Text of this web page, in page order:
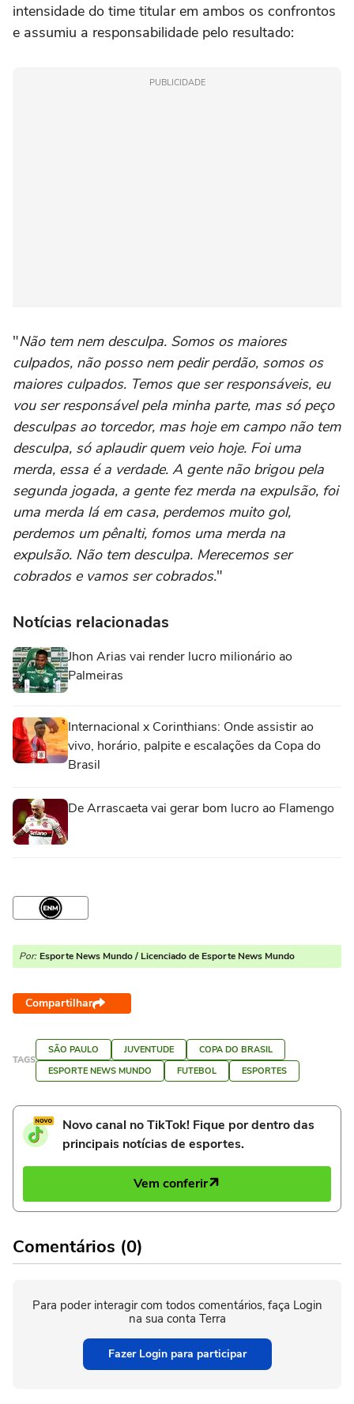
intensidade do time titular em ambos os confrontos
e assumiu a responsabilidade pelo resultado:
PUBLICIDADE
"Não tem nem desculpa. Somos os maiores
culpados, não posso nem pedir perdão, somos os
maiores culpados. Temos que ser responsáveis, eu
vou ser responsável pela minha parte, mas só peço
desculpas ao torcedor, mas hoje em campo não tem
desculpa, só aplaudir quem veio hoje. Foi uma
merda, essa é a verdade. A gente não brigou pela
segunda jogada, a gente fez merda na expulsão, foi
uma merda lá em casa, perdemos muito gol,
perdemos um pênalti, fomos uma merda na
expulsão. Não tem desculpa. Merecemos ser
cobrados e vamos ser cobrados."
Notícias relacionadas
Jhon Arias vai render lucro milionário ao
Palmeiras
Internacional x Corinthians: Onde assistir ao
vivo, horário, palpite e escalações da Copa do
Brasil
De Arrascaeta vai gerar bom lucro ao Flamengo
Por: Esporte News Mundo / Licenciado de Esporte News Mundo
Compartilhar
TAGS
SÃO PAULO JUVENTUDE
COPA DO BRASIL
ESPORTE NEWS MUNDO
FUTEBOL ESPORTES
Novo canal no TikTok! Fique por dentro das
principais notícias de esportes.
Vem conferir
Comentários (0)
Para poder interagir com todos comentários, faça Login
na sua conta Terra
Fazer Login para participar